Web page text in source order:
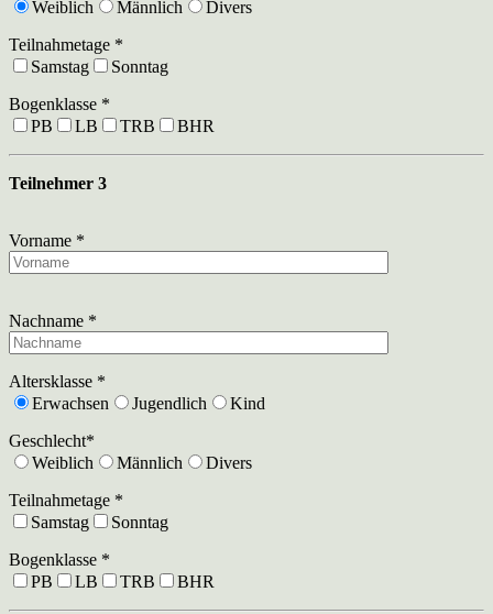
Weiblich
Männlich
Divers
Teilnahmetage *
Samstag
Sonntag
Bogenklasse *
PB
LB TRB BHR
Teilnehmer 3
Vorname *
Nachname *
Altersklasse *
Erwachsen
Jugendlich
Kind
Geschlecht*
Weiblich
Männlich
Divers
Teilnahmetage *
Samstag
Sonntag
Bogenklasse *
PB
LB TRB BHR